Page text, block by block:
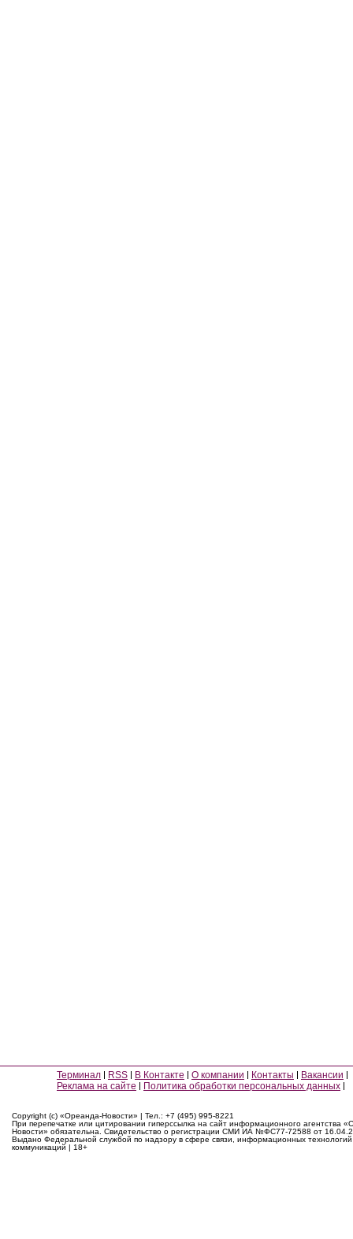
Терминал RSS В Контакте О компании Контакты
Вакансии
Реклама на сайте
Политика обработки персональных данных
Copyright (c) «Ореанда-Новости» | Тел.: +7 (495) 995-8221
При перепечатке или цитировании гиперссылка на сайт информационного агентства
Новости» обязательна. Свидетельство о регистрации СМИ ИА №ФС77-72588 от
Выдано Федеральной службой по надзору в сфере связи, информационных
коммуникаций | 18+